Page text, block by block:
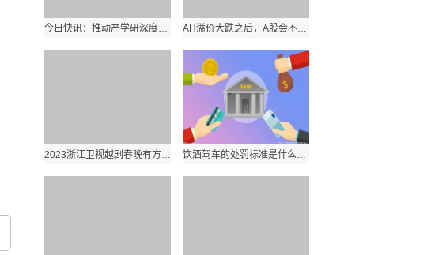
今日快讯：推动产学研深度融合 河北新设立31家博士后创新实践基地 AH溢价大跌之后，A股会不会奋起直追？接下来一个季度A股或跑赢港股 环球看点
2023浙江卫视越剧春晚有方亚芬吗|天天观点 饮酒驾车的处罚标准是什么呢 世界热推荐